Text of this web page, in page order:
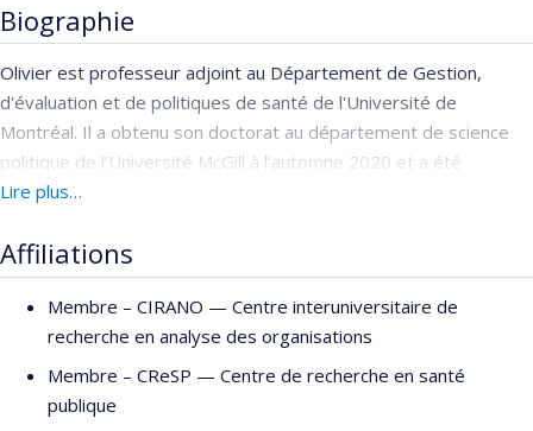
Biographie
Olivier est professeur adjoint au Département de Gestion,
d'évaluation et de politiques de santé de l'Université de
Montréal. Il a obtenu son doctorat au département de science
politique de l’Université McGill à l’automne 2020 et a été
chercheur postdoctoral à l'Université Queen’s jusqu'en
politiques publiques au Canada et en Europe. Plus précisément,
ses recherches portent sur les conséquences de l’austérité
budgétaire sur le financement de l’État et du système de santé,
ainsi que sur les difficultés que rencontrent les gouvernements
qui cherchent à investir à long terme, notamment en santé
publique. Il a aussi exploré les relations entre les politiques
Lire plus…
Affiliations
Membre – CIRANO — Centre interuniversitaire de
recherche en analyse des organisations
Membre – CReSP — Centre de recherche en santé
publique